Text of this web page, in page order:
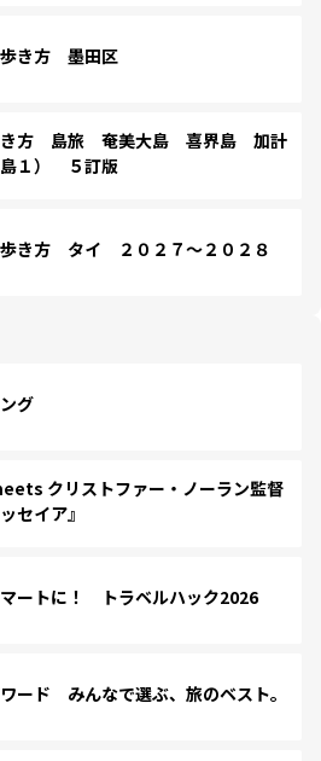
き方 墨田区
き方 島旅 奄美大島 喜界島 加計
１） ５訂版
き方 タイ ２０２７～２０２８
グ
クリストファー・ノーラン監督
セイア』
ートに！ トラベルハック2026
ード みんなで選ぶ、旅のベスト。